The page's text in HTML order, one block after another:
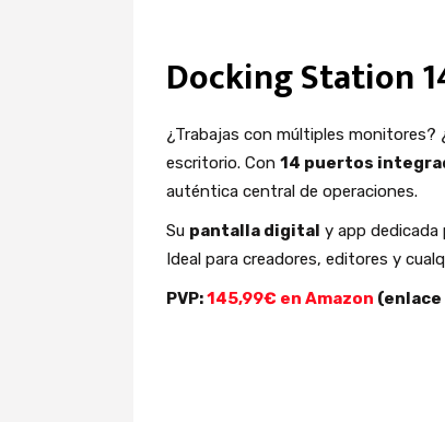
Docking Station
¿Trabajas con múltiples
escritorio. Con 14 puertos
auténtica central de operaciones.
Su pantalla digital y app
Ideal para creadores, editores y
PVP:145,99€ en Amazon